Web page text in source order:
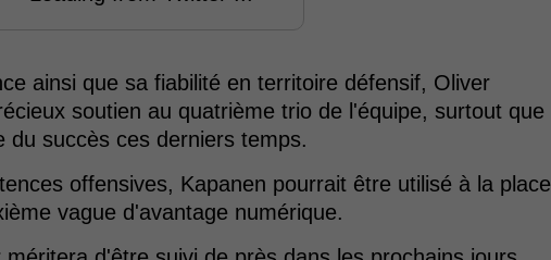
ainsi que sa fiabilité en territoire défensif, Oliver
soutien au quatrième trio de l'équipe, surtout que
succès ces derniers temps.
offensives, Kapanen pourrait être utilisé à la place
vague d'avantage numérique.